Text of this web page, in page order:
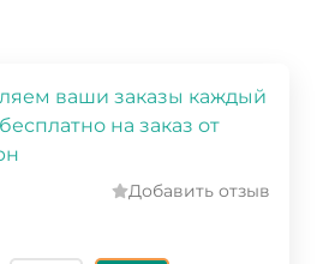
ваши заказы каждый
на заказ от
Добавить отзыв